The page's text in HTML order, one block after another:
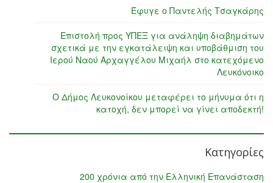
Έφυγε ο Παντελής Τσαγκάρης
Επιστολή προς ΥΠΕΞ για ανάληψη διαβημάτων
σχετικά με την εγκατάλειψη και υποβάθμιση του
Ιερού Ναού Αρχαγγέλου Μιχαήλ στο κατεχόμενο
Λευκόνοικο
Ο Δήμος Λευκονοίκου μεταφέρει το μήνυμα ότι η
κατοχή, δεν μπορεί να γίνει αποδεκτή!
Κατηγορίες
200 χρόνια από την Ελληνική Επανάσταση